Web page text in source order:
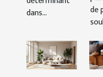
dans...
de